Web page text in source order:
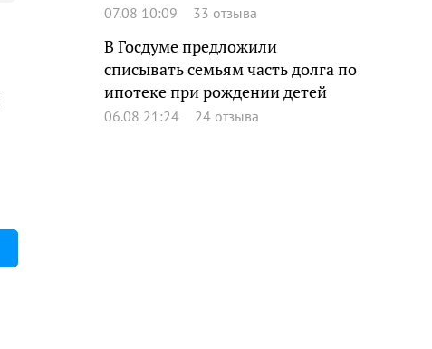
07.08 10:09 33 отзыва
В Госдуме предложили
списывать семьям часть долга по
ипотеке при рождении детей
06.08 21:24 24 отзыва